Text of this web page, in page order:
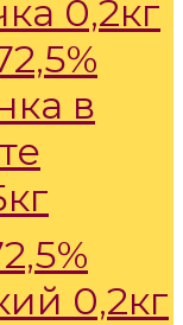
0,2кг
в
0,2кг